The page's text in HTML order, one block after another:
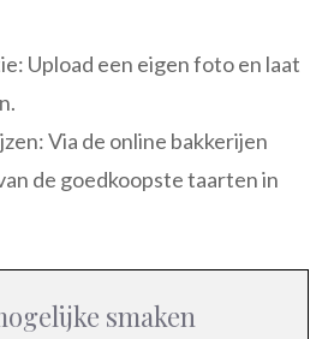
Upload een eigen foto en laat
Via de online bakkerijen
de goedkoopste taarten in
smaken